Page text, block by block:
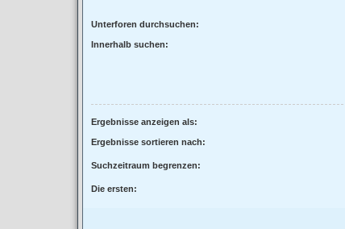
Unterforen durchsuchen:
Innerhalb suchen:
Ergebnisse anzeigen als:
Ergebnisse sortieren nach:
Suchzeitraum begrenzen:
Die ersten: